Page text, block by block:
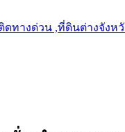
างด่วน ,ที่ดินต่างจังห